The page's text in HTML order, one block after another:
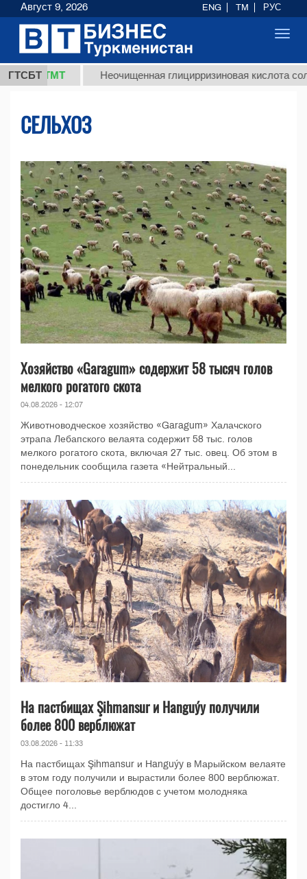
ГТСБТ Неочищенная глицирризиновая кислота
СЕЛЬХОЗ
Хозяйство «Garagum» содержит 58 тысяч голов
мелкого рогатого скота
04.08.2026 - 12:07
Животноводческое хозяйство «Garagum» Халачского
этрапа Лебапского велаята содержит 58 тыс. голов
мелкого рогатого скота, включая 27 тыс. овец. Об этом в
понедельник сообщила газета «Нейтральный...
На пастбищах Şihmansur и Hanguýy получили
более 800 верблюжат
03.08.2026 - 11:33
На пастбищах Şihmansur и Hanguýy в Марыйском велаяте
в этом году получили и вырастили более 800 верблюжат.
Общее поголовье верблюдов с учетом молодняка
достигло 4...
Август 9, 2026 ENG TM РУС